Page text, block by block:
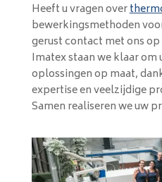
Heeft u vragen over
bewerkingsmethoden
gerust contact met ons
Imatex staan we klaar om
oplossingen op maat,
expertise en veelzijdige
Samen realiseren we uw